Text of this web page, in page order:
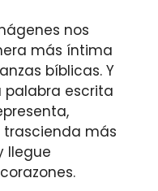
nos
más íntima
bíblicas. Y
palabra escrita
trascienda más
llegue